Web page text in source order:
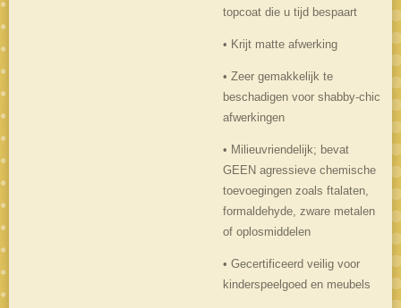
topcoat die u tijd bespaart
• Krijt matte afwerking
• Zeer gemakkelijk te
beschadigen voor shabby-chic
afwerkingen
• Milieuvriendelijk; bevat
GEEN agressieve chemische
toevoegingen zoals ftalaten,
formaldehyde, zware metalen
of oplosmiddelen
• Gecertificeerd veilig voor
kinderspeelgoed en meubels